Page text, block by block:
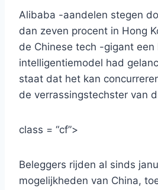
Alibaba -aandelen stegen
dan zeven procent in Hong
de Chinese tech -gigant een
intelligentiemodel had
staat dat het kan
de verrassingstechster van
class = “cf”>
Beleggers rijden al sinds
mogelijkheden van China,